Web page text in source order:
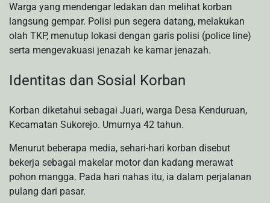
Warga yang mendengar ledakan dan melihat korban
langsung gempar. Polisi pun segera datang, melakukan
olah TKP, menutup lokasi dengan garis polisi (police line)
serta mengevakuasi jenazah ke kamar jenazah.
Identitas dan Sosial Korban
Korban diketahui sebagai Juari, warga Desa Kenduruan,
Kecamatan Sukorejo. Umurnya 42 tahun.
Menurut beberapa media, sehari-hari korban disebut
bekerja sebagai makelar motor dan kadang merawat
pohon mangga. Pada hari nahas itu, ia dalam perjalanan
pulang dari pasar.